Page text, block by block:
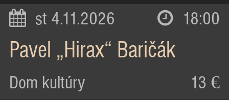
st 4.11.2026 18:00
Pavel „Hirax“ Baričák
Dom kultúry 13 €